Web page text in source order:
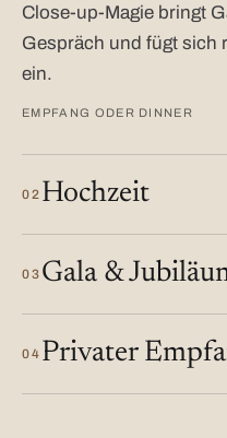
Close-up-Magie bringt
Gespräch und fügt sich
ein.
EMPFANG ODER DINNER
02 Hochzeit
03 Gala &
04 Privater